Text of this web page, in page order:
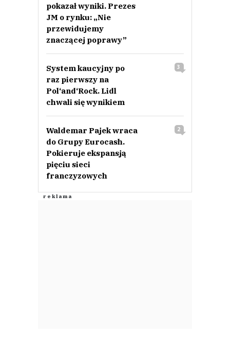
pokazał wyniki. Prezes
JM o rynku: „Nie
przewidujemy
znaczącej poprawy”
System kaucyjny po
raz pierwszy na
Pol‘and‘Rock. Lidl
chwali się wynikiem
3
Waldemar Pajek wraca
do Grupy Eurocash.
Pokieruje ekspansją
pięciu sieci
franczyzowych
2